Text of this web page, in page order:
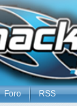
Foro RSS